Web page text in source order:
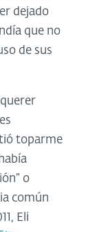
dejado
que no
de sus
toparme
o
común
Eli